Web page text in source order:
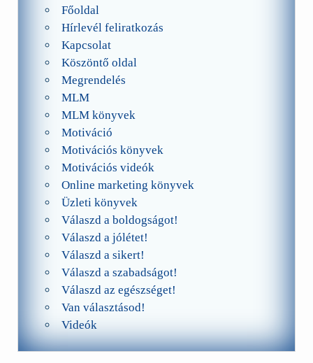
Főoldal
Hírlevél feliratkozás
Kapcsolat
Köszöntő oldal
Megrendelés
MLM
MLM könyvek
Motiváció
Motivációs könyvek
Motivációs videók
Online marketing könyvek
Üzleti könyvek
Válaszd a boldogságot!
Válaszd a jólétet!
Válaszd a sikert!
Válaszd a szabadságot!
Válaszd az egészséget!
Van választásod!
Videók